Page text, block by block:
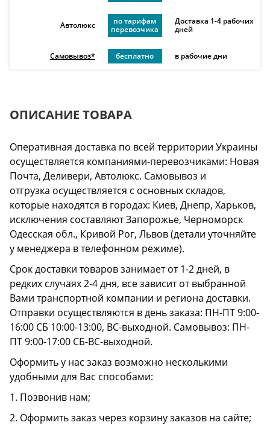
Автолюкс
по тарифам
перевозчика
Доставка 1-4 рабочих
дней
Самовывоз* бесплатно в рабочие дни
ОПИСАНИЕ ТОВАРА
Оперативная доставка по всей территории Украины
осуществляется компаниями-перевозчиками: Новая
Почта, Деливери, Автолюкс. Самовывоз и
отгрузка осуществляется с основных складов,
которые находятся в городах: Киев, Днепр, Харьков,
исключения составляют Запорожье, Черноморск
Одесская обл., Кривой Рог, Львов (детали уточняйте
у менеджера в телефонном режиме).
Срок доставки товаров занимает от 1-2 дней, в
редких случаях 2-4 дня, все зависит от выбранной
Вами транспортной компании и региона доставки.
Отправки осуществляются в день заказа: ПН-ПТ 9:00-
16:00 СБ 10:00-13:00, ВС-выходной. Самовывоз: ПН-
ПТ 9:00-17:00 СБ-ВС-выходной.
Оформить у нас заказ возможно несколькими
удобными для Вас способами:
1. Позвонив нам;
2. Оформить заказ через корзину заказов на сайте;